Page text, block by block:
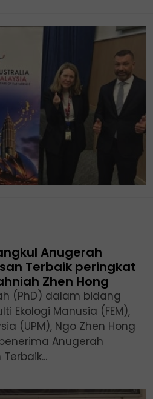
Anugerah
Terbaik peringkat
Zhen Hong
(PhD) dalam bidang
Ekologi Manusia (FEM),
(UPM), Ngo Zhen Hong
Anugerah